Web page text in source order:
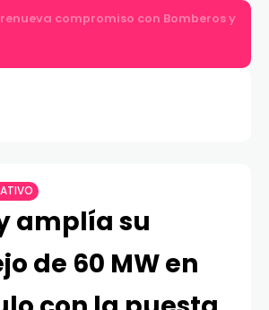
compromiso con Bomberos y
amplía su
de 60 MW en